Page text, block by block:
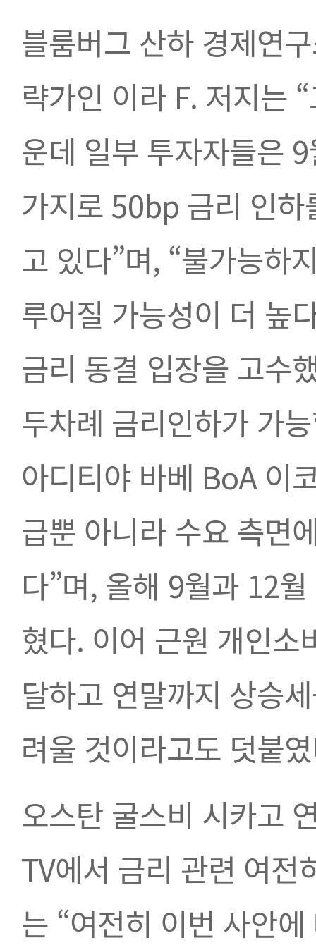
블룸버그 산하 경제연
략가인 이라 F. 저지는
운데 일부 투자자들은
가지로 50bp 금리 인
고 있다”며, “불가능하
루어질 가능성이 더 높
금리 동결 입장을 고수
두차례 금리인하가 가
아디티야 바베 BoA 이
급뿐 아니라 수요 측면
다”며, 올해 9월과 12
혔다. 이어 근원 개인
달하고 연말까지 상승
려울 것이라고도 덧붙
오스탄 굴스비 시카고
TV에서 금리 관련 여전
는 “여전히 이번 사안